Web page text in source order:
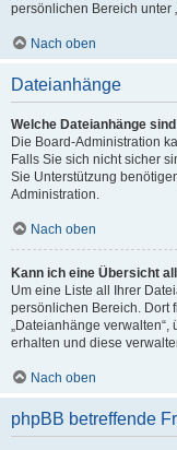
persönlichen Bereich unter
Nach oben
Dateianhänge
Welche Dateianhänge
Die Board-Administration
Falls Sie sich nicht sicher
Sie Unterstützung
Administration.
Nach oben
Kann ich eine Übersicht
Um eine Liste all Ihrer
persönlichen Bereich. Dort
„Dateianhänge
erhalten und diese
Nach oben
phpBB betreffende